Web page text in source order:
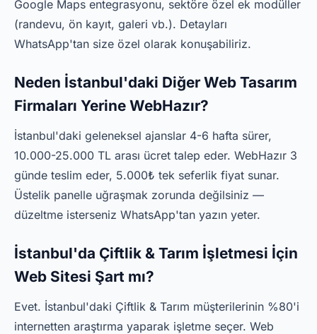
Google Maps entegrasyonu, sektöre özel ek modüller
(randevu, ön kayıt, galeri vb.). Detayları
WhatsApp'tan size özel olarak konuşabiliriz.
Neden İstanbul'daki Diğer Web Tasarım
Firmaları Yerine WebHazır?
İstanbul'daki geleneksel ajanslar 4-6 hafta sürer,
10.000-25.000 TL arası ücret talep eder. WebHazır 3
günde teslim eder, 5.000₺ tek seferlik fiyat sunar.
Üstelik panelle uğraşmak zorunda değilsiniz —
düzeltme isterseniz WhatsApp'tan yazın yeter.
İstanbul'da Çiftlik & Tarım İşletmesi İçin
Web Sitesi Şart mı?
Evet. İstanbul'daki Çiftlik & Tarım müşterilerinin %80'i
internetten araştırma yaparak işletme seçer. Web